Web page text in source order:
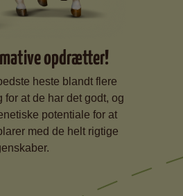
opdrætter!
heste blandt flere
for at de har det godt, og
potentiale for at
med de helt rigtige